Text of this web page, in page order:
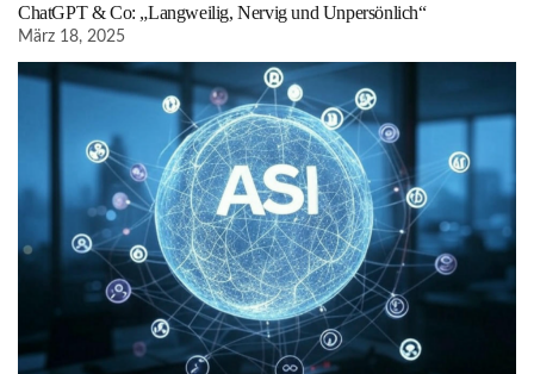
ChatGPT & Co: „Langweilig, Nervig und Unpersönlich“
März 18, 2025